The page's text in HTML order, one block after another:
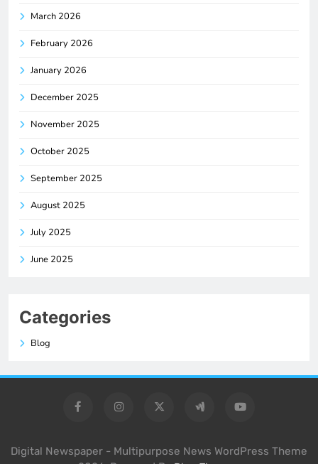
March 2026
February 2026
January 2026
December 2025
November 2025
October 2025
September 2025
August 2025
July 2025
June 2025
Categories
Blog
Digital Newspaper - Multipurpose News WordPress Theme